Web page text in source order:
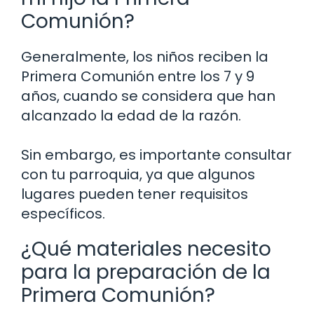
Comunión?
Generalmente, los niños reciben la
Primera Comunión entre los 7 y 9
años, cuando se considera que han
alcanzado la edad de la razón.
Sin embargo, es importante consultar
con tu parroquia, ya que algunos
lugares pueden tener requisitos
específicos.
¿Qué materiales necesito
para la preparación de la
Primera Comunión?